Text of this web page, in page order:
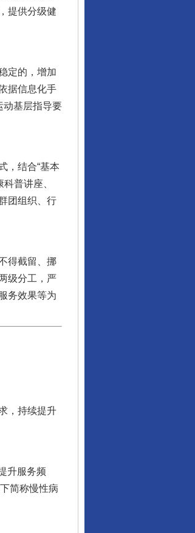
提供分级健
定的，增加
据信息化手
动基层指导要
，结合“基本
普讲座、
团组织、行
得截留、挪
级分工，严
务效果等为
，持续提升
升服务频
简称慢性病